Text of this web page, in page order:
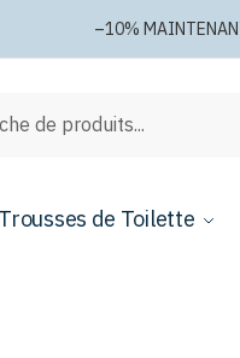
–10%
de Toilette